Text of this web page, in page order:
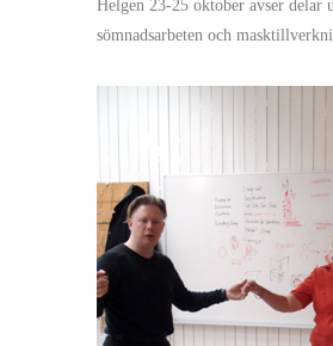
Helgen 23-25 oktober avser delar
sömnadsarbeten och